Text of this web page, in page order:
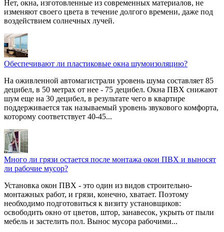
Нет, окна, изготовленные из современных материалов, не
изменяют своего цвета в течение долгого времени, даже под
воздействием солнечных лучей.
Обеспечивают ли пластиковые окна шумоизоляцию?
На оживленной автомагистрали уровень шума составляет 85
децибел, в 50 метрах от нее - 75 децибел. Окна ПВХ снижают
шум еще на 30 децибел, в результате чего в квартире
поддерживается так называемый уровень звукового комфорта,
которому соответствует 40-45...
Много ли грязи остается после монтажа окон ПВХ и выносят
ли рабочие мусор?
Установка окон ПВХ - это один из видов строительно-
монтажных работ, и грязи, конечно, хватает. Поэтому
необходимо подготовиться к визиту установщиков:
освободить окно от цветов, штор, занавесок, укрыть от пыли
мебель и застелить пол. Вынос мусора рабочими...